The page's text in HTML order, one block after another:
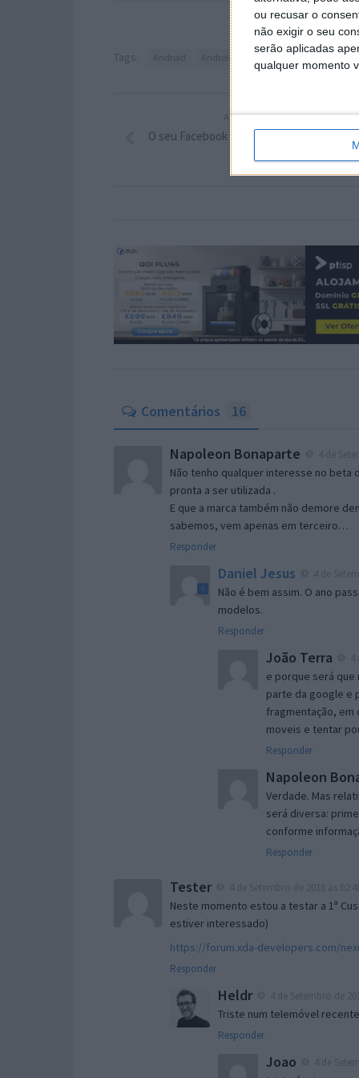
ou recusar o
não exigir o seu
serão aplicadas
qualquer momento
Tags: Android 9 Pie Google OnePlus 6
ARTIGO ANTERIOR
O seu Facebook não funciona? Não é
Comentários 16
Napoleon Bonaparte
Não tenho qualquer interesse no beta
pronta a ser utilizada .
E que a marca também não demore
sabemos, vem apenas em terceiro…
Responder
Daniel Jesus
Não é bem assim. O ano
modelos.
Responder
João Terra
e porque será
parte da google e
fragmentação,
moveis e tentar
Responder
Napoleon
Verdade. Mas
será diversa:
conforme
Responder
Tester
Neste momento estou a testar a 1ª
estiver interessado)
https://forum.xda-developers.com/
Responder
Heldr
Triste num telemóvel
Responder
Joao